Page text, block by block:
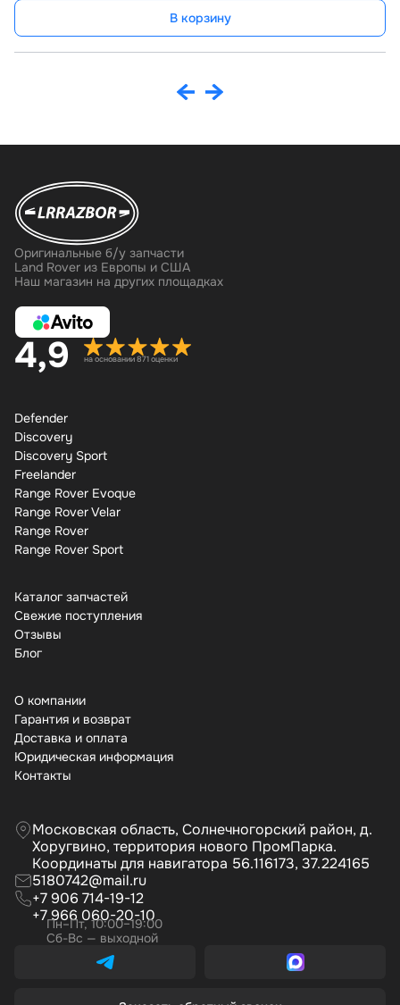
В корзину
Оригинальные б/у запчасти
Land Rover из Европы и США
Наш магазин на других площадках
4,9 на основании 871 оценки
Defender
Discovery
Discovery Sport
Freelander
Range Rover Evoque
Range Rover Velar
Range Rover
Range Rover Sport
Каталог запчастей
Свежие поступления
Отзывы
Бло
О компании
Гарантия и возврат
Доставка и оплата
Юридическая информация
Контакты
Московская область, Солнечногорский район, д.
Хоругвино, территория нового ПромПарка.
Координаты для навигатора 56.116173, 37.224165
5180742@mail.ru
+7 906 714-19-12
+7 966 060-20-10
Пн–Пт, 10:00–19:00
Сб-Вс — выходной